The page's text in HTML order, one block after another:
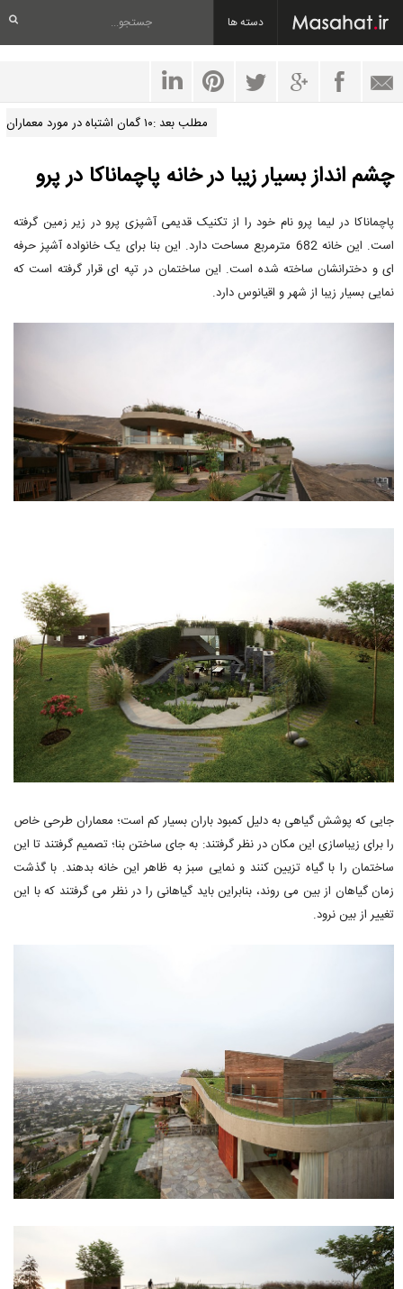
دسته ها
مطلب بعد :۱۰ گمان اشتباه در مورد معماران
چشم انداز بسیار زیبا در خانه پاچماناکا در پرو
پاچماناکا در لیما پرو نام خود را از تکنیک قدیمی آشپزی پرو در زیر زمین گرفته
است. این خانه 682 مترمربع مساحت دارد. این بنا برای یک خانواده آشپز حرفه
ای و دخترانشان ساخته شده است. این ساختمان در تپه ای قرار گرفته است که
نمایی بسیار زیبا از شهر و اقیانوس دارد.
جایی که پوشش گیاهی به دلیل کمبود باران بسیار کم است؛ معماران طرحی خاص
را برای زیباسازی این مکان در نظر گرفتند: به جای ساختن بنا؛ تصمیم گرفتند تا این
ساختمان را با گیاه تزیین کنند و نمایی سبز به ظاهر این خانه بدهند. با گذشت
زمان گیاهان از بین می روند، بنابراین باید گیاهانی را در نظر می گرفتند که با این
تغییر از بین نرود.